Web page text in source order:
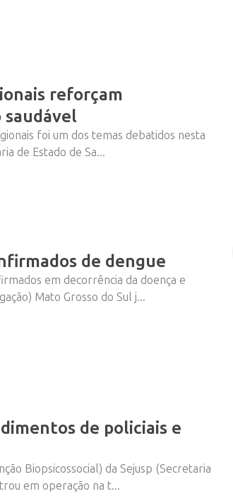
reforçam
saudável
foi um dos temas debatidos nesta
de Estado de Sa...
de dengue
em decorrência da doença e
Mato Grosso do Sul j...
de policiais e
Biopsicossocial) da Sejusp (Secretaria
em operação na t...